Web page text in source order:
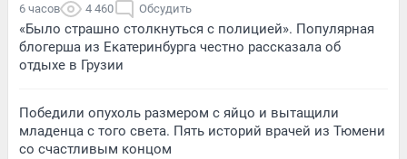
6 часов 4 460 Обсудить
«Было страшно столкнуться с полицией». Популярная
блогерша из Екатеринбурга честно рассказала об
отдыхе в Грузии
Победили опухоль размером с яйцо и вытащили
младенца с того света. Пять историй врачей из Тюмени
со счастливым концом